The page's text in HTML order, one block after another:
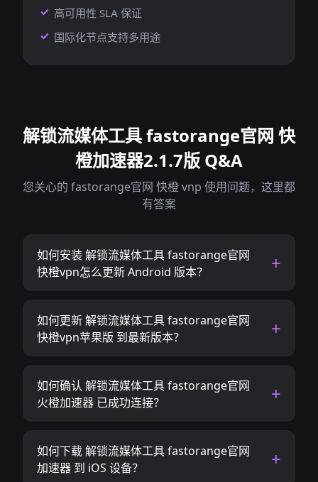
高可用性 SLA 保证
国际化节点支持多用途
解锁流媒体工具 fastorange官网 快
橙加速器2.1.7版 Q&A
您关心的 fastorange官网 快橙 vnp 使用问题，这里都
有答案
如何安装 解锁流媒体工具 fastorange官网
快橙vpn怎么更新 Android 版本？
如何更新 解锁流媒体工具 fastorange官网
快橙vpn苹果版 到最新版本？
如何确认 解锁流媒体工具 fastorange官网
火橙加速器 已成功连接？
如何下载 解锁流媒体工具 fastorange官网
加速器 到 iOS 设备？